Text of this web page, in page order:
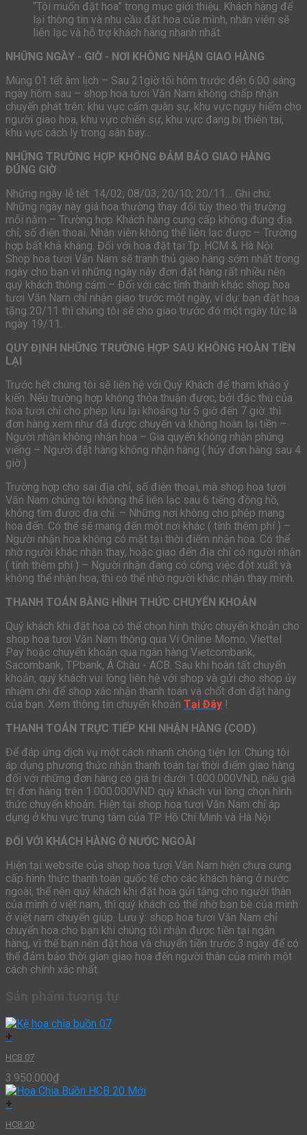
“Tôi muốn đặt hoa” trong mục giới thiệu. Khách hàng để
lại thông tin và nhu cầu đặt hoa của mình, nhân viên sẽ
liên lạc và hỗ trợ khách hàng nhanh nhất.
NHỮNG NGÀY - GIỜ - NƠI KHÔNG NHẬN GIAO HÀNG
Mùng 01 tết âm lịch – Sau 21giờ tối hôm trước đến 6:00 sáng
ngày hôm sau – shop hoa tươi Văn Nam không chấp nhận
chuyển phát trên: khu vực cấm quân sự, khu vực nguy hiểm cho
người giao hoa, khu vực chiến sự, khu vực đang bị thiên tai,
khu vực cách ly trong sân bay…
NHỮNG TRƯỜNG HỢP KHÔNG ĐẢM BẢO GIAO HÀNG
ĐÚNG GIỜ
Những ngày lễ tết: 14/02; 08/03; 20/10; 20/11… Ghi chú:
Những ngày này giá hoa thường thay đổi tùy theo thị trường
mỗi năm – Trường hợp Khách hàng cung cấp không đúng địa
chỉ, số điện thoai. Nhân viên không thể liên lạc được – Trường
hợp bất khả kháng. Đối với hoa đặt tại Tp. HCM & Hà Nội:
Shop hoa tươi Văn Nam sẽ tranh thủ giao hàng sớm nhất trong
ngày cho bạn vì những ngày này đơn đặt hàng rất nhiều nên
quý khách thông cảm – Đối với các tỉnh thành khác shop hoa
tươi Văn Nam chỉ nhận giao trước một ngày, ví dụ: bạn đặt hoa
tặng 20/11 thì chúng tôi sẽ cho giao trước đó một ngày tức là
ngày 19/11.
QUY ĐỊNH NHỮNG TRƯỜNG HỢP SAU KHÔNG HOÀN TIỀN
LẠI
Trước hết chúng tôi sẽ liên hệ với Quý Khách để tham khảo ý
kiến. Nếu trường hợp không thỏa thuận được, bởi đặc thù của
hoa tươi chỉ cho phép lưu lại khoảng từ 5 giờ đến 7 giờ. thì
đơn hàng xem như đã được chuyển và không hoàn lại tiền –
Người nhận không nhận hoa – Gia quyến không nhận phúng
viếng – Người đặt hàng không nhận hàng ( hủy đơn hàng sau 4
giờ )
Trường hợp cho sai địa chỉ, số điện thoại, mà shop hoa tươi
Văn Nam chúng tôi không thể liên lạc sau 6 tiếng đồng hồ,
không tìm được địa chỉ. – Những nơi không cho phép mang
hoa đến. Có thể sẽ mang đến một nơi khác ( tính thêm phí ) –
Người nhận hoa không có mặt tại thời điểm nhận hoa. Có thể
nhờ người khác nhận thay, hoặc giao đến địa chỉ có người nhận
( tính thêm phí ) – Người nhận đang có công việc đột xuất và
không thể nhận hoa, thì có thể nhờ người khác nhận thay mình.
THANH TOÁN BẰNG HÌNH THỨC CHUYỂN KHOẢN
Quý khách khi đặt hoa có thể chọn hình thức chuyển khoản cho
shop hoa tươi Văn Nam thông qua Ví Online Momo, Viettel
Pay hoặc chuyển khoản qua ngân hàng Vietcombank,
Sacombank, TPbank, Á Châu - ACB. Sau khi hoàn tất chuyển
khoản, quý khách vui lòng liên hệ với shop và gửi cho shop ủy
nhiệm chi để shop xác nhận thanh toán và chốt đơn đặt hàng
của bạn. Xem thông tin chuyển khoản Tại Đây !
THANH TOÁN TRỰC TIẾP KHI NHẬN HÀNG (COD)
Để đáp ứng dịch vụ một cách nhanh chóng tiện lợi. Chúng tôi
áp dụng phương thức nhận thanh toán tại thời điểm giao hàng
đối với những đơn hàng có giá trị dưới 1.000.000VND, nếu giá
trị đơn hàng trên 1.000.000VND quý khách vui lòng chọn hình
thức chuyển khoản. Hiện tại shop hoa tươi Văn Nam chỉ áp
dụng ở khu vực trung tâm của TP. Hồ Chí Minh và Hà Nội
ĐỐI VỚI KHÁCH HÀNG Ở NƯỚC NGOÀI
Hiện tại website của shop hoa tươi Văn Nam hiện chưa cung
cấp hình thức thanh toán quốc tế cho các khách hàng ở nước
ngoài, thế nên quý khách khi đặt hoa gửi tặng cho người thân
của mình ở việt nam, thì quý khách có thể nhờ bạn bè của mình
ở việt nam chuyển giúp. Lưu ý: shop hoa tươi Văn Nam chỉ
chuyển hoa cho bạn khi chúng tôi nhận được tiền tại ngân
hàng, vì thế bạn nên đặt hoa và chuyển tiền trước 3 ngày để có
thể đảm bảo thời gian giao hoa đến người thân của mình một
cách chính xác nhất.
+
HCB 07
3.950.000₫
+
HCB 20